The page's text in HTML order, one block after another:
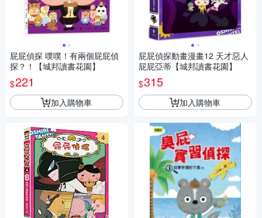
屁屁偵探 噗噗！有兩個屁屁偵
探？！【城邦讀書花園】
$221
加入購物車
屁屁偵探動畫漫畫12 天才惡人
屁屁亞蒂【城邦讀書花園】
$315
加入購物車